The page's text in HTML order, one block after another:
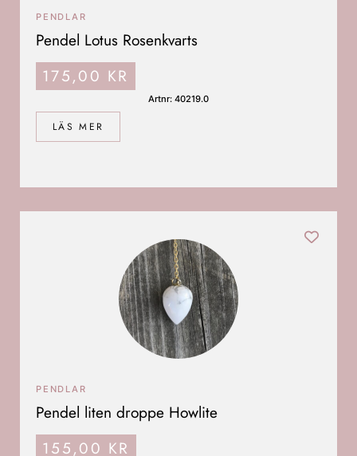
LÄS MER
PENDLAR
Pendel Lotus Rosenkvarts
175,00 KR
Artnr: 40219.0
PENDLAR
Pendel liten droppe Howlite
155,00 KR